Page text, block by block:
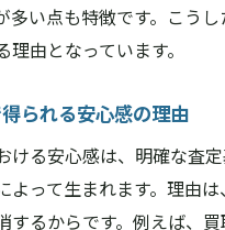
多い点も特徴です。こうし
由となっています。
られる安心感の理由
ける安心感は、明確な査
よって生まれます。理由
するからです。例えば、